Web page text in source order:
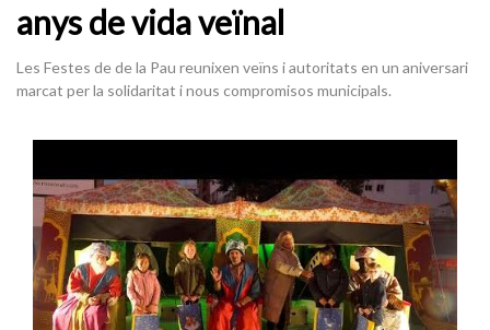
anys de vida veïnal
Les Festes de de la Pau reunixen veïns i autoritats en un aniversari
marcat per la solidaritat i nous compromisos municipals.